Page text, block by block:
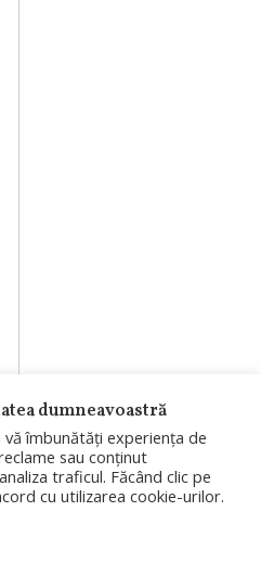
dumneavoastră
îmbunătăți experiența de
sau conținut
traficul. Făcând clic pe
cu utilizarea cookie-urilor.